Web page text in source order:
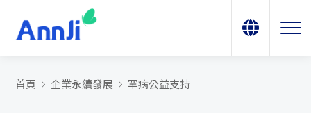
首頁 企業永續發展 罕病公益支持